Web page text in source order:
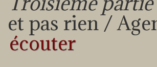
et pas rien /
écouter